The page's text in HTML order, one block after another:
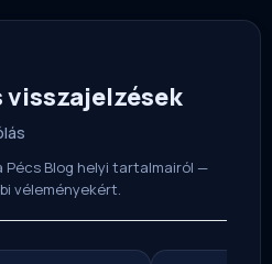
visszajelzések
Pécs Blog helyi tartalmairól —
véleményekért.